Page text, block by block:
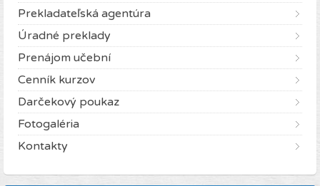
Prekladateľská agentúra
Úradné preklady
Prenájom učební
Cenník kurzov
Darčekový poukaz
Fotogaléria
Kontakty